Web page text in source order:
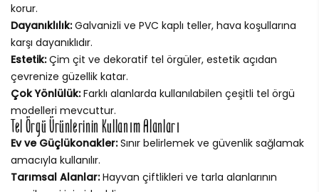
korur.
Dayanıklılık:Galvanizli ve PVC kaplı teller, hava koşullarına
karşı dayanıklıdır.
Estetik:Çim çit ve dekoratif tel örgüler, estetik açıdan
çevrenize güzellik katar.
Çok Yönlülük:Farklı alanlarda kullanılabilen çeşitli tel örgü
modelleri mevcuttur.
Tel Örgü Ürünlerinin Kullanım Alanları
Ev ve Güçlükonakler:Sınır belirlemek ve güvenlik sağlamak
amacıyla kullanılır.
Tarımsal Alanlar:Hayvan çiftlikleri ve tarla alanlarının